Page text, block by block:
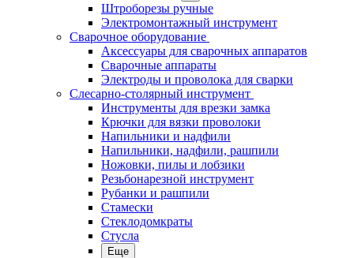
Штроборезы ручные
Электромонтажный инструмент
Сварочное оборудование
Аксессуары для сварочных аппаратов
Сварочные аппараты
Электроды и проволока для сварки
Слесарно-столярный инструмент
Инструменты для врезки замка
Крючки для вязки проволоки
Напильники и надфили
Напильники, надфили, рашпили
Ножовки, пилы и лобзики
Резьбонарезной инструмент
Рубанки и рашпили
Стамески
Стеклодомкраты
Стусла
Еще